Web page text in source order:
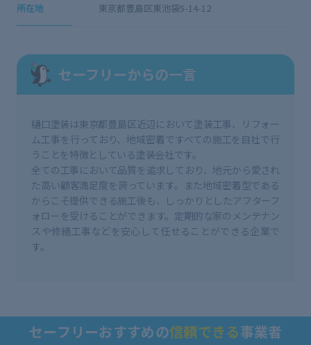
所在地 東京都豊島区東池袋5-14-12
セーフリーからの一言
樋口塗装は東京都豊島区近辺において塗装工事、リフォー
ム工事を行っており、地域密着ですべての施工を自社で行
うことを特徴としている塗装会社です。
全ての工事において品質を追求しており、地元から愛され
た高い顧客満足度を誇っています。また地域密着型である
からこそ提供できる施工後も、しっかりとしたアフターフ
ォローを受けることができます。定期的な家のメンテナン
スや修繕工事などを安心して任せることができる企業で
す。
セーフリーおすすめの信頼できる事業者